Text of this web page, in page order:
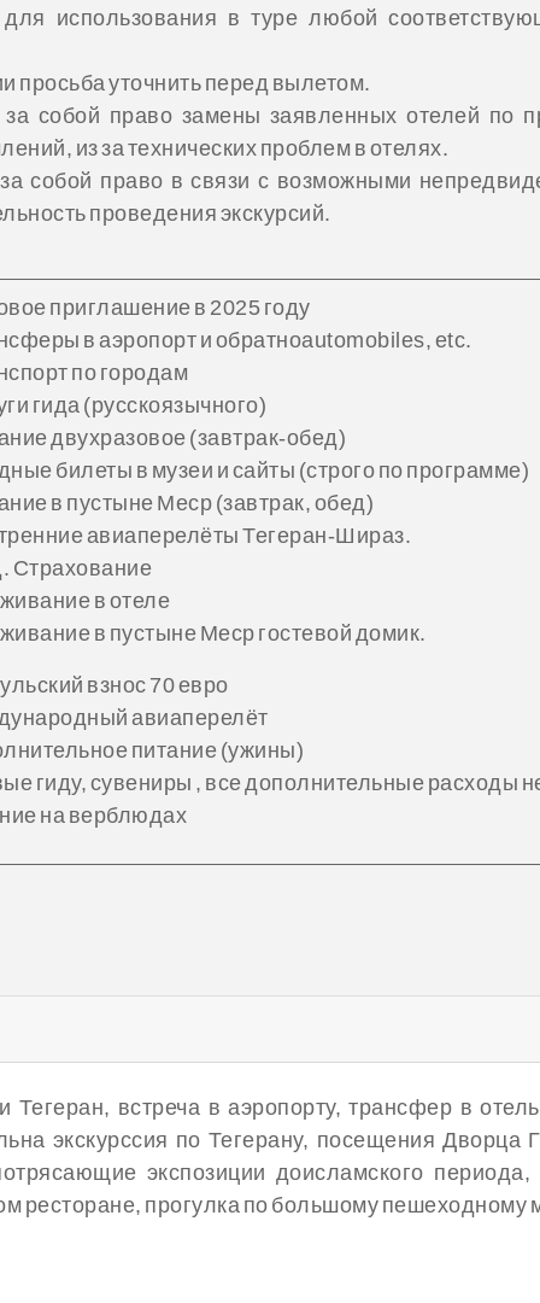
использования в туре любой
просьба уточнить перед вылетом.
собой право замены заявленных отелей по
из за технических проблем в отелях.
собой право в связи с возможными
проведения экскурсий.
приглашение в 2025 году
в аэропорт и обратноautomobiles, etc.
по городам
гида (русскоязычного)
двухразовое (завтрак-обед)
билеты в музеи и сайты (строго по программе)
в пустыне Меср (завтрак, обед)
авиаперелёты Тегеран-Шираз.
в отеле
в пустыне Меср гостевой домик.
взнос 70 евро
авиаперелёт
питание (ужины)
гиду, сувениры , все дополнительные расходы
на верблюдах
встреча в аэропорту, трансфер в
экскурссия по Тегерану, посещения Дворца
экспозиции доисламского
ресторане, прогулка по большому пешеходному